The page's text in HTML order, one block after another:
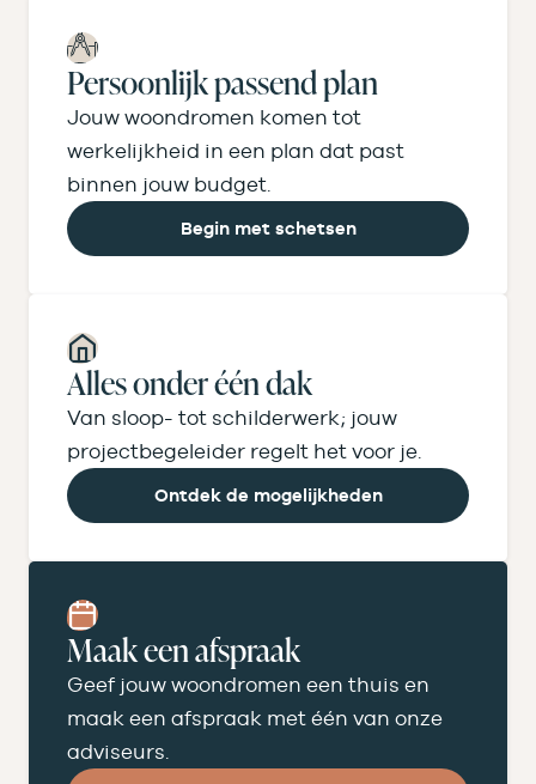
Persoonlijk passend plan
Jouw woondromen komen tot
werkelijkheid in een plan dat past
binnen jouw budget.
Begin met schetsen
Alles onder één dak
Van sloop- tot schilderwerk; jouw
project­begeleider regelt het voor je.
Ontdek de mogelijkheden
Maak een afspraak
Geef jouw woondromen een thuis en
maak een afspraak met één van onze
adviseurs.